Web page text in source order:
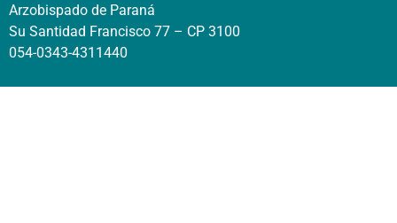
Arzobispado de Paraná
Su Santidad Francisco 77 – CP 3100
054-0343-4311440